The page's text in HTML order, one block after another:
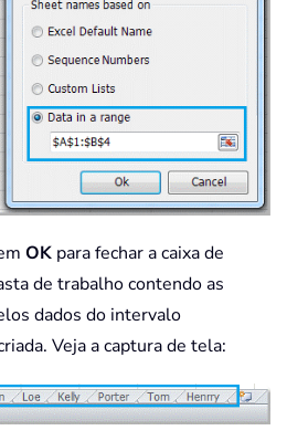
OK para fechar a caixa de
de trabalho contendo as
dados do intervalo
Veja a captura de tela: